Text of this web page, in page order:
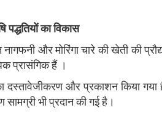
का विकास
और मोरिंगा चारे की खेती की
प्रासंगिक हैं ।
दस्तावेजीकरण और प्रकाशन किया
भी प्रदान की गई है।